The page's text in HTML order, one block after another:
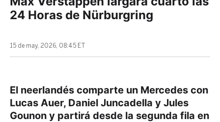
24 Horas de Nürburgring
15 de may, 2026, 08:45 ET
El neerlandés comparte un Mercedes con
Lucas Auer, Daniel Juncadella y Jules
Gounon y partirá desde la segunda fila en